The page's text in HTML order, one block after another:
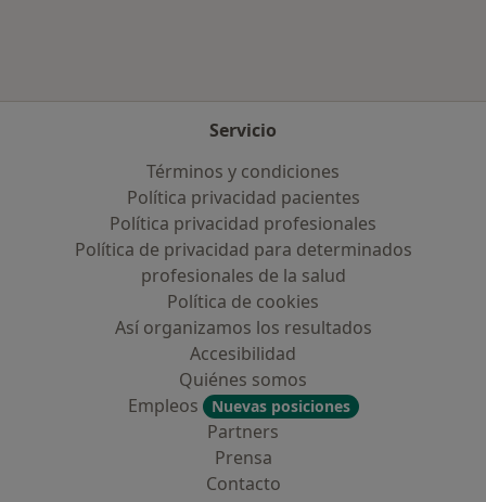
Servicio
Términos y condiciones
Política privacidad pacientes
Política privacidad profesionales
Política de privacidad para determinados
profesionales de la salud
Política de cookies
Así organizamos los resultados
Accesibilidad
Quiénes somos
Empleos
Nuevas posiciones
Partners
Prensa
Contacto